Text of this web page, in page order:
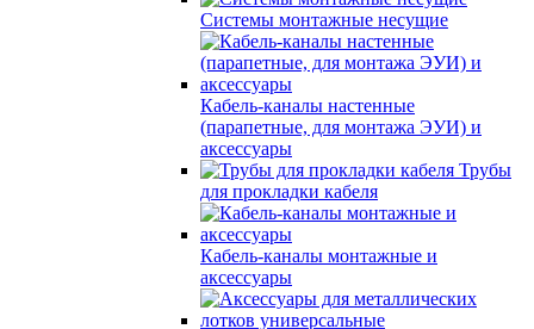
Системы монтажные несущие
Кабель-каналы настенные
(парапетные, для монтажа ЭУИ) и
аксессуары
Трубы
для прокладки кабеля
Кабель-каналы монтажные и
аксессуары